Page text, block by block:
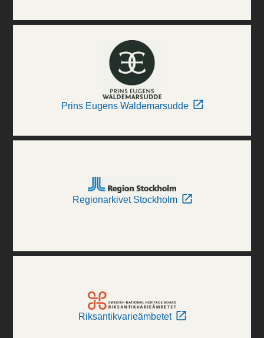
Prins Eugens Waldemarsudde
Regionarkivet Stockholm
Riksantikvarieämbetet